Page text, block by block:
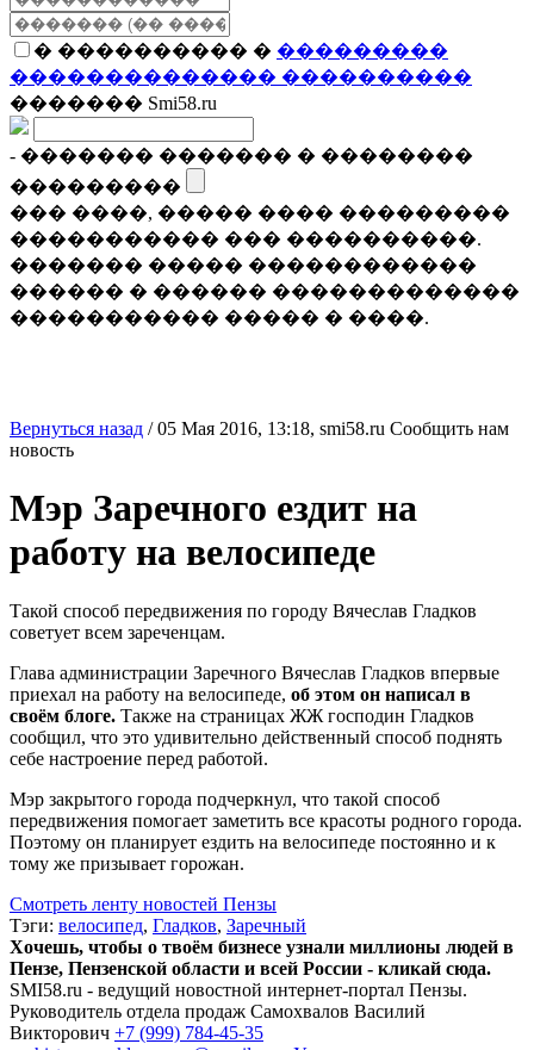
� ���������� � ���������
�������������� ����������
������� Smi58.ru
- ������� ������� � ��������
���������
��� ����, ����� ���� ���������
����������� ��� ����������.
������� ����� ������������
������ � ������ �������������
����������� ����� � ����.
Вернуться назад /05 Мая 2016, 13:18, smi58.ru Сообщить нам
новость
Мэр Заречного ездит на
работу на велосипеде
Такой способ передвижения по городу Вячеслав Гладков
советует всем зареченцам.
Глава администрации Заречного Вячеслав Гладков впервые
приехал на работу на велосипеде, об этом он написал в
своём блоге. Также на страницах ЖЖ господин Гладков
сообщил, что это удивительно действенный способ поднять
себе настроение перед работой.
Мэр закрытого города подчеркнул, что такой способ
передвижения помогает заметить все красоты родного города.
Поэтому он планирует ездить на велосипеде постоянно и к
тому же призывает горожан.
Смотреть ленту новостей Пензы
Тэги: велосипед, Гладков, Заречный
Хочешь, чтобы о твоём бизнесе узнали миллионы людей в
Пензе, Пензенской области и всей России - кликай сюда.
SMI58.ru - ведущий новостной интернет-портал Пензы.
Руководитель отдела продаж Самохвалов Василий
Викторович +7 (999) 784-45-35